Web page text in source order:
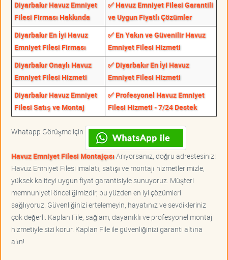
Diyarbakır Havuz Emniyet
Filesi Firması Hakkında
✅ Havuz Emniyet Filesi Garantili
ve Uygun Fiyatlı Çözümler
Diyarbakır En İyi Havuz
Emniyet Filesi Firması
✅ En Yakın ve Güvenilir Havuz
Emniyet Filesi Hizmeti
Diyarbakır Onaylı Havuz
Emniyet Filesi Hizmeti
✅ Diyarbakır En İyi Havuz
Emniyet Filesi Hizmeti
Diyarbakır Havuz Emniyet
Filesi Satış ve Montaj
✅ Profesyonel Havuz Emniyet
Filesi Hizmeti - 7/24 Destek
Whatapp Görüşme için
Havuz Emniyet Filesi MontajçısıArıyorsanız, doğru adrestesiniz!
Havuz Emniyet Filesi imalatı, satışı ve montajı hizmetlerimizle,
yüksek kaliteyi uygun fiyat garantisiyle sunuyoruz. Müşteri
memnuniyeti önceliğimizdir, bu yüzden en iyi çözümleri
sağlıyoruz. Güvenliğinizi ertelemeyin, hayatınız ve sevdikleriniz
çok değerli. Kaplan File, sağlam, dayanıklı ve profesyonel montaj
hizmetiyle sizi korur. Kaplan File ile güvenliğinizi garanti altına
alın!